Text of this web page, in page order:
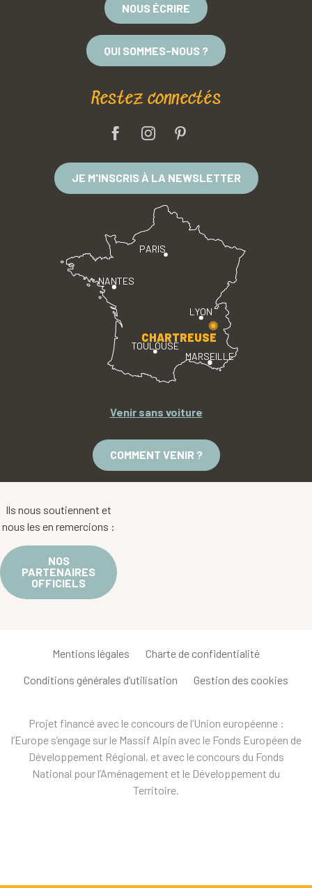
NOUS ÉCRIRE
QUI SOMMES-NOUS ?
Restez connectés
JE M'INSCRIS À LA NEWSLETTER
PARIS
LYON
TOULOUSE
MARSEILLE
NANTES
CHARTREUSE
Venir sans voiture
COMMENT VENIR ?
Ils nous soutiennent et
nous les en remercions :
NOS
PARTENAIRES
OFFICIELS
Mentions légales Charte de confidentialité
Conditions générales d’utilisation Gestion des cookies
Projet financé avec le concours de l’Union européenne :
l’Europe s’engage sur le Massif Alpin avec le Fonds Européen de
Développement Régional, et avec le concours du Fonds
National pour l’Aménagement et le Développement du
Territoire.